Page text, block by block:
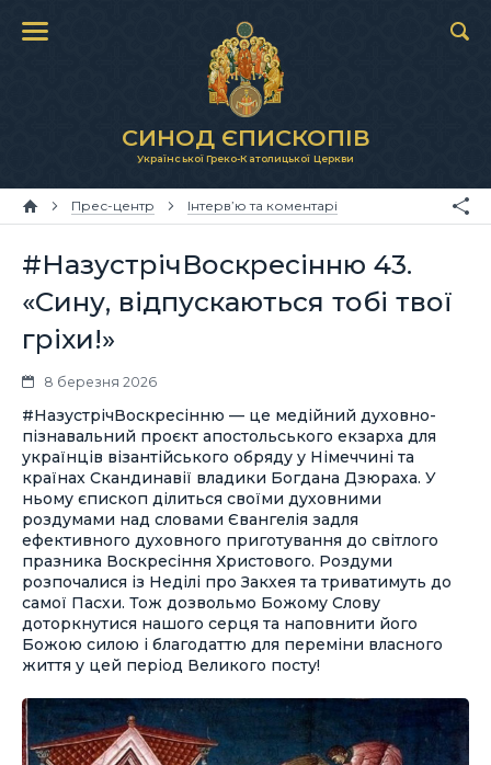
СИНОД ЄПИСКОПІВ
Української Греко-Католицької Церкви
Прес-центр Інтерв’ю та коментарі
#НазустрічВоскресінню 43.
«Сину, відпускаються тобі твої
гріхи!»
8 березня 2026
#НазустрічВоскресінню — це медійний духовно-
пізнавальний проєкт апостольського екзарха для
українців візантійського обряду у Німеччині та
країнах Скандинавії владики Богдана Дзюраха. У
ньому єпископ ділиться своїми духовними
роздумами над словами Євангелія задля
ефективного духовного приготування до світлого
празника Воскресіння Христового. Роздуми
розпочалися із Неділі про Закхея та триватимуть до
самої Пасхи. Тож дозвольмо Божому Слову
доторкнутися нашого серця та наповнити його
Божою силою і благодаттю для переміни власного
життя у цей період Великого посту!